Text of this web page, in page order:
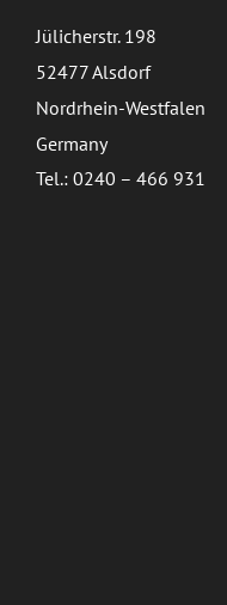
Jülicherstr. 198
52477 Alsdorf
Nordrhein-Westfalen
Germany
Tel.: 0240 – 466 931